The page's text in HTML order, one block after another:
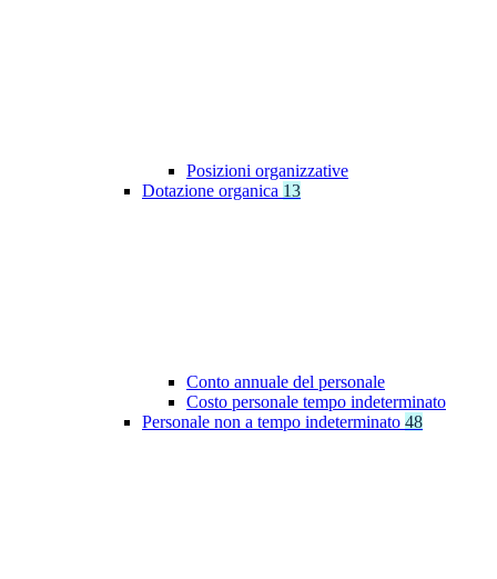
Posizioni organizzative
Dotazione organica 13
Conto annuale del personale
Costo personale tempo indeterminato
Personale non a tempo indeterminato 48